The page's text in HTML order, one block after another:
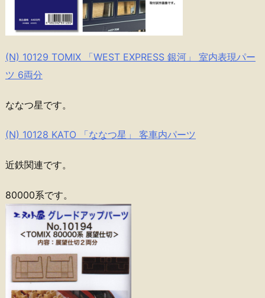
(N) 10129 TOMIX 「WEST EXPRESS 銀河」 室内表現パー
ツ 6両分
ななつ星です。
(N) 10128 KATO 「ななつ星」 客車内パーツ
近鉄関連です。
80000系です。